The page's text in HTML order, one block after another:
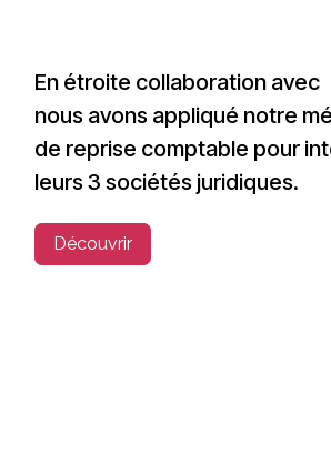
En étroite collaboration avec
nous avons appliqué notre
de reprise comptable pour
leurs 3 sociétés juridiques.
Découvrir